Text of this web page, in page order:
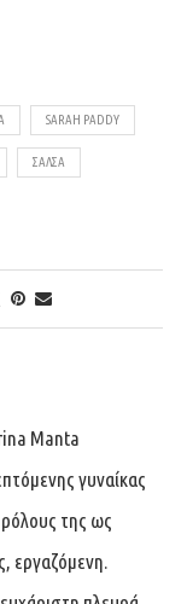
SARAH PADDY
ΣΆΛΣΑ
Manta
γυναίκας
ρόλους της ως
εργαζόμενη.